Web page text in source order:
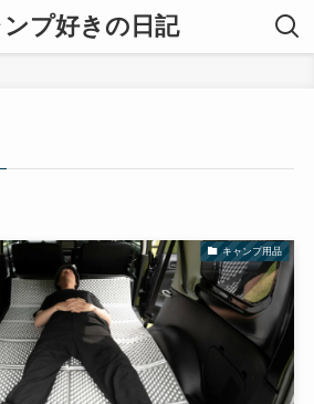
プ好きの日記
キャンプ用品